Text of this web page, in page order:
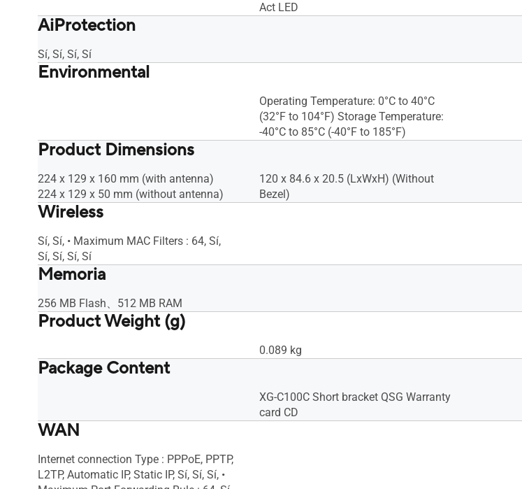
Act LED
AiProtection
Sí, Sí, Sí, Sí
Environmental
Operating Temperature: 0°C to 40°C
(32°F to 104°F) Storage Temperature:
-40°C to 85°C (-40°F to 185°F)
Product Dimensions
224 x 129 x 160 mm (with antenna)
224 x 129 x 50 mm (without antenna)
120 x 84.6 x 20.5 (LxWxH) (Without
Bezel)
Wireless
Sí, Sí, • Maximum MAC Filters : 64, Sí,
Sí, Sí, Sí, Sí
Memoria
256 MB Flash、512 MB RAM
Product Weight (g)
0.089 kg
Package Content
XG-C100C Short bracket QSG Warranty
card CD
WAN
Internet connection Type : PPPoE, PPTP,
L2TP, Automatic IP, Static IP, Sí, Sí, Sí, •